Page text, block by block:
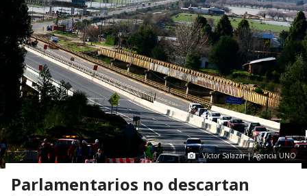
Víctor Salazar | Agencia UNO
Parlamentarios no descartan